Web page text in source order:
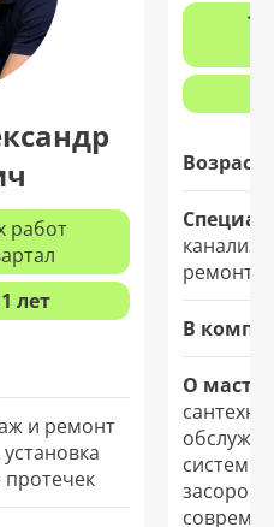
работ
лет
и ремонт
протечек
Возраст:
ремонт
В
О
систем.
засоров